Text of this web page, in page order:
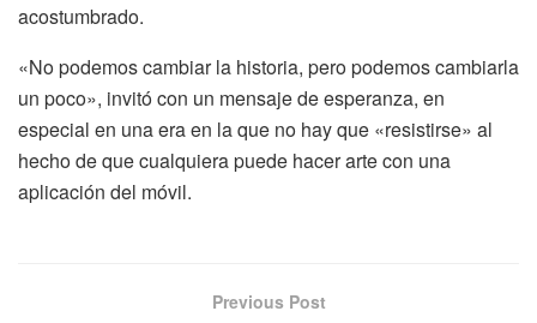
acostumbrado.
«No podemos cambiar la historia, pero podemos cambiarla
un poco», invitó con un mensaje de esperanza, en
especial en una era en la que no hay que «resistirse» al
hecho de que cualquiera puede hacer arte con una
aplicación del móvil.
Previous Post